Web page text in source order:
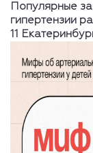
Популярные
гипертензии
11